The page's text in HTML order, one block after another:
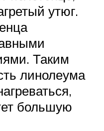
утюг.
Таким
линолеума
большую